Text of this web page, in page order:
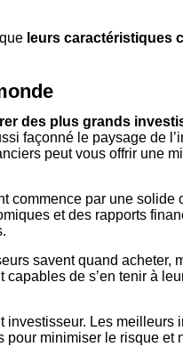
leurs caractéristiques
des plus grands
façonné le paysage de
peut vous offrir une
commence par une
et des rapports
savent quand
de s’en tenir à
Les
minimiser le risque